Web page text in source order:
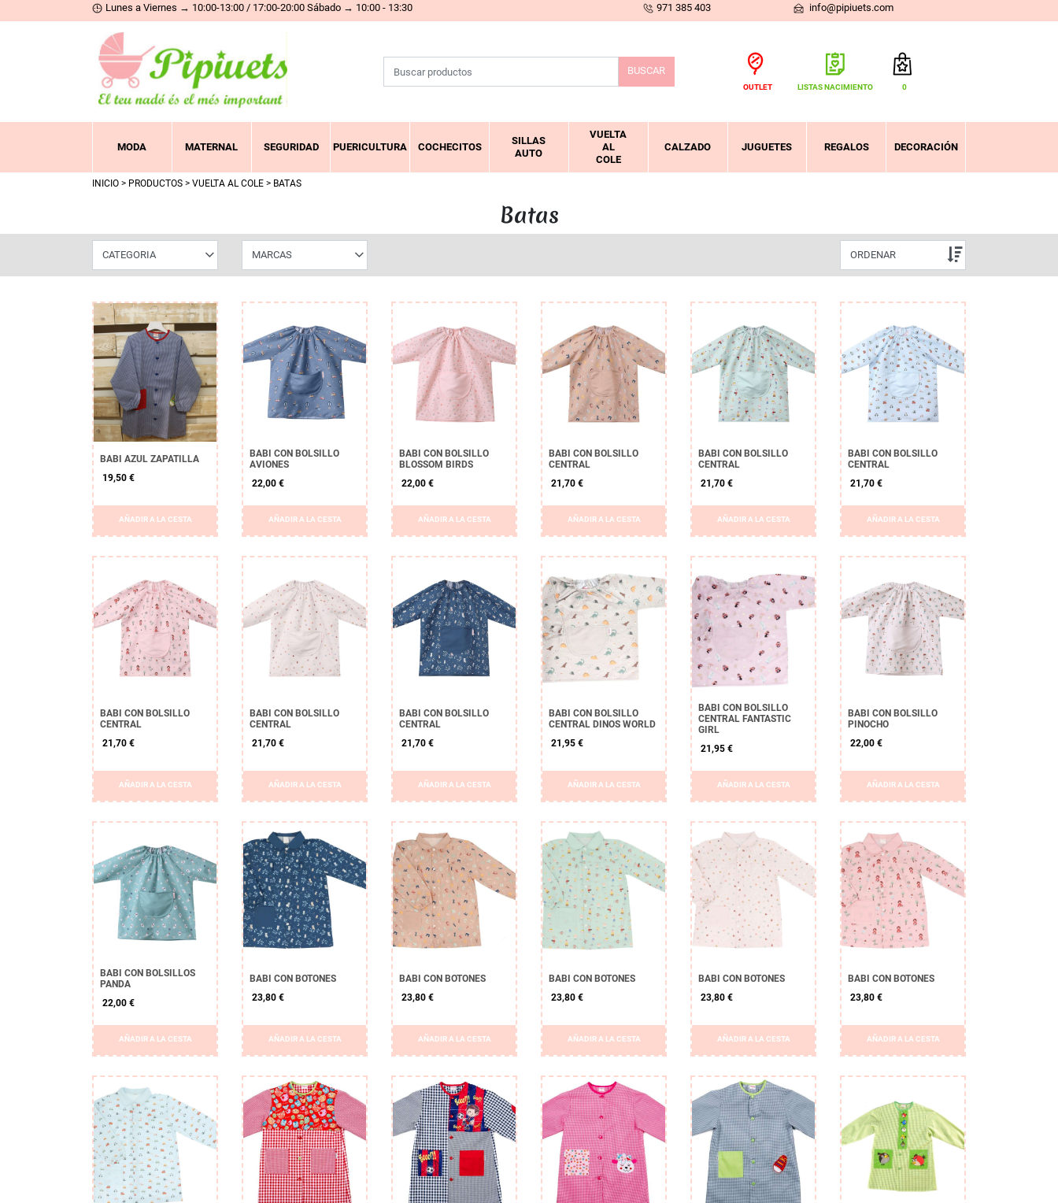
Lunes a Viernes → 10:00-13:00 / 17:00-20:00 Sábado → 10:00 - 13:30 971 385 403 info@pipiuets.com
BUSCAR
OUTLET LISTAS NACIMIENTO 0
VER CESTA
MODA MATERNAL SEGURIDAD PUERICULTURA COCHECITOS
SILLAS
AUTO
VUELTA
AL
COLE
CALZADO JUGUETES REGALOS DECORACIÓN
INICIO > PRODUCTOS > VUELTA AL COLE > BATAS
Batas
CATEGORIA
APLICAR
MARCAS ORDENAR
BABI AZUL ZAPATILLA
19,50 €
AÑADIR A LA CESTA
BABI CON BOLSILLO
AVIONES
22,00 €
AÑADIR A LA CESTA
BABI CON BOLSILLO
BLOSSOM BIRDS
22,00 €
AÑADIR A LA CESTA
BABI CON BOLSILLO
CENTRAL
21,70 €
AÑADIR A LA CESTA
BABI CON BOLSILLO
CENTRAL
21,70 €
AÑADIR A LA CESTA
BABI CON BOLSILLO
CENTRAL
21,70 €
AÑADIR A LA CESTA
BABI CON BOLSILLO
CENTRAL
21,70 €
AÑADIR A LA CESTA
BABI CON BOLSILLO
CENTRAL
21,70 €
AÑADIR A LA CESTA
BABI CON BOLSILLO
CENTRAL
21,70 €
AÑADIR A LA CESTA
BABI CON BOLSILLO
CENTRAL DINOS WORLD
21,95 €
AÑADIR A LA CESTA
BABI CON BOLSILLO
CENTRAL FANTASTIC
GIRL
21,95 €
AÑADIR A LA CESTA
BABI CON BOLSILLO
PINOCHO
22,00 €
AÑADIR A LA CESTA
BABI CON BOLSILLOS
PANDA
22,00 €
AÑADIR A LA CESTA
BABI CON BOTONES
23,80 €
AÑADIR A LA CESTA
BABI CON BOTONES
23,80 €
AÑADIR A LA CESTA
BABI CON BOTONES
23,80 €
AÑADIR A LA CESTA
BABI CON BOTONES
23,80 €
AÑADIR A LA CESTA
BABI CON BOTONES
23,80 €
AÑADIR A LA CESTA